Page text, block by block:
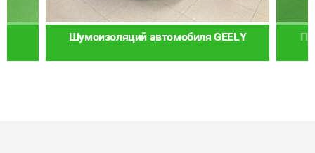
Шумоизоляций автомобиля GEELY